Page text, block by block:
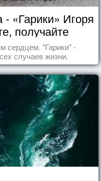
«Гарики» Игоря
получайте
сердцем. "Гарики" -
случаев жизни.